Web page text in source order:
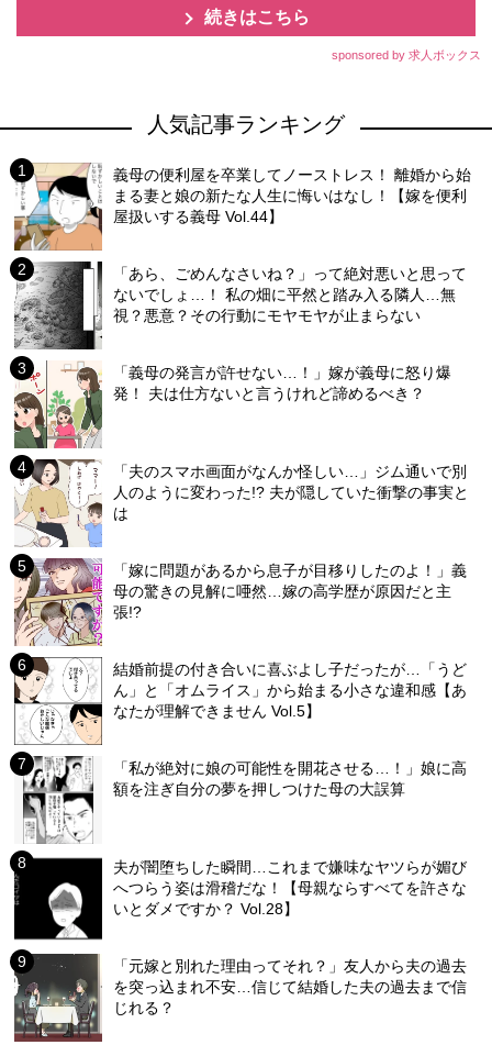
続きはこちら
sponsored by 求人ボックス
人気記事ランキング
義母の便利屋を卒業してノーストレス！ 離婚から始
まる妻と娘の新たな人生に悔いはなし！【嫁を便利
屋扱いする義母 Vol.44】
「あら、ごめんなさいね？」って絶対悪いと思って
ないでしょ…！ 私の畑に平然と踏み入る隣人…無
視？悪意？その行動にモヤモヤが止まらない
「義母の発言が許せない…！」嫁が義母に怒り爆
発！ 夫は仕方ないと言うけれど諦めるべき？
「夫のスマホ画面がなんか怪しい…」ジム通いで別
人のように変わった!? 夫が隠していた衝撃の事実と
は
「嫁に問題があるから息子が目移りしたのよ！」義
母の驚きの見解に唖然…嫁の高学歴が原因だと主
張!?
結婚前提の付き合いに喜ぶよし子だったが…「うど
ん」と「オムライス」から始まる小さな違和感【あ
なたが理解できません Vol.5】
「私が絶対に娘の可能性を開花させる…！」娘に高
額を注ぎ自分の夢を押しつけた母の大誤算
夫が闇堕ちした瞬間…これまで嫌味なヤツらが媚び
へつらう姿は滑稽だな！【母親ならすべてを許さな
いとダメですか？ Vol.28】
「元嫁と別れた理由ってそれ？」友人から夫の過去
を突っ込まれ不安…信じて結婚した夫の過去まで信
じれる？